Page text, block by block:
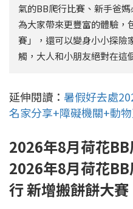
氣的BB爬行比賽、新手爸
為大家帶來更豐富的體驗，
賽」，還可以變身小小探險
觸，大人和小朋友絕對在這
延伸閱讀： 暑假好去處
名家分享+障礙機關+動
2026年8月荷花
2026年8月荷花
行 新增搬餅餅大賽